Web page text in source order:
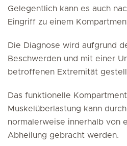
Gelegentlich kann es auch
Eingriff zu einem
Die Diagnose wird aufgrund
Beschwerden und mit einer
betroffenen Extremität
Das funktionelle
Muskelüberlastung kann
normalerweise innerhalb von
Abheilung gebracht werden.